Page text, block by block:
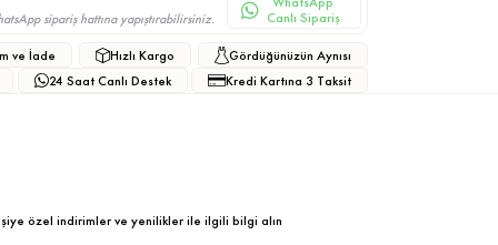
sipariş hattına yapıştırabilirsiniz.
Canlı Sipariş
ve İade Hızlı Kargo
Gördüğünüzün Aynısı
24 Saat Canlı Destek
Kredi Kartına 3 Taksit
özel indirimler ve yenilikler ile ilgili bilgi alın